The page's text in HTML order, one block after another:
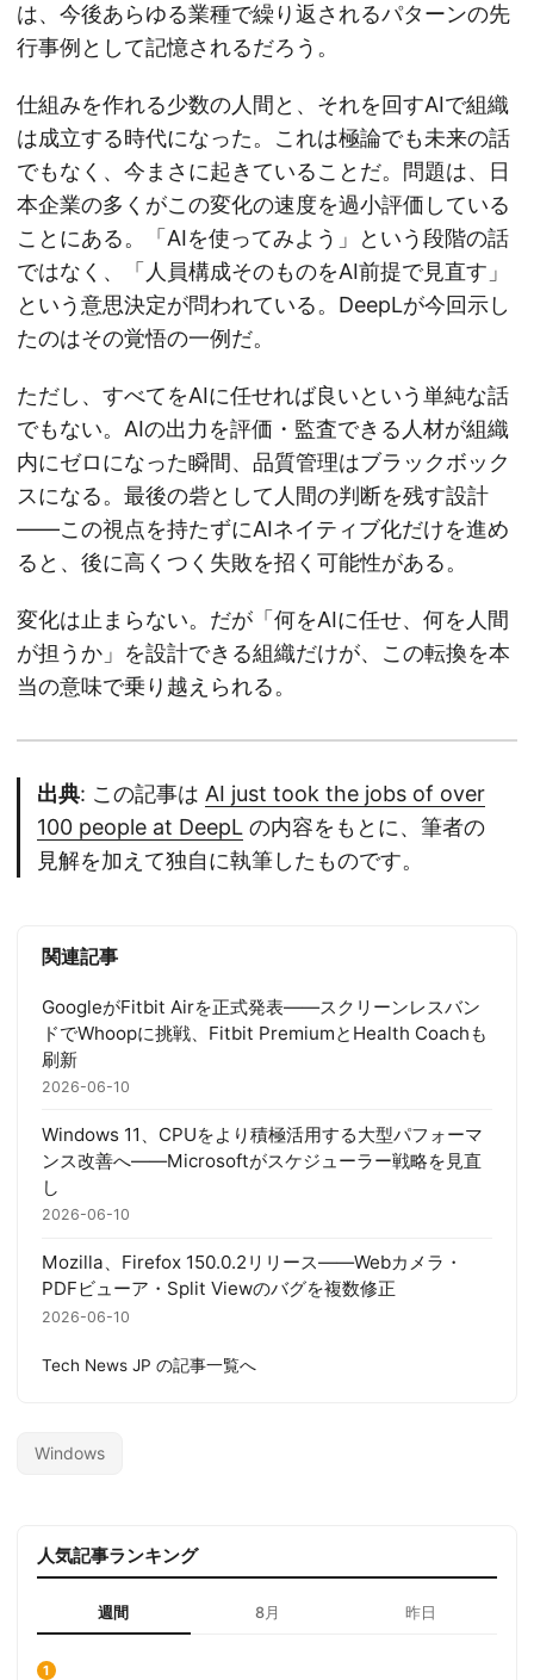
は、今後あらゆる業種で繰り返されるパターンの先
行事例として記憶されるだろう。
仕組みを作れる少数の人間と、それを回すAIで組織
は成立する時代になった。これは極論でも未来の話
でもなく、今まさに起きていることだ。問題は、日
本企業の多くがこの変化の速度を過小評価している
ことにある。「AIを使ってみよう」という段階の話
ではなく、「人員構成そのものをAI前提で見直す」
という意思決定が問われている。DeepLが今回示し
たのはその覚悟の一例だ。
ただし、すべてをAIに任せれば良いという単純な話
でもない。AIの出力を評価・監査できる人材が組織
内にゼロになった瞬間、品質管理はブラックボック
スになる。最後の砦として人間の判断を残す設計
——この視点を持たずにAIネイティブ化だけを進め
ると、後に高くつく失敗を招く可能性がある。
変化は止まらない。だが「何をAIに任せ、何を人間
が担うか」を設計できる組織だけが、この転換を本
当の意味で乗り越えられる。
出典: この記事は AI just took the jobs of over
100 people at DeepL の内容をもとに、筆者の
見解を加えて独自に執筆したものです。
関連記事
GoogleがFitbit Airを正式発表——スクリーンレスバン
ドでWhoopに挑戦、Fitbit PremiumとHealth Coachも
刷新
2026-06-10
Windows 11、CPUをより積極活用する大型パフォーマ
ンス改善へ——Microsoftがスケジューラー戦略を見直
し
2026-06-10
Mozilla、Firefox 150.0.2リリース——Webカメラ・
PDFビューア・Split Viewのバグを複数修正
2026-06-10
Tech News JP の記事一覧へ
Windows
人気記事ランキング
週間 8月 昨日